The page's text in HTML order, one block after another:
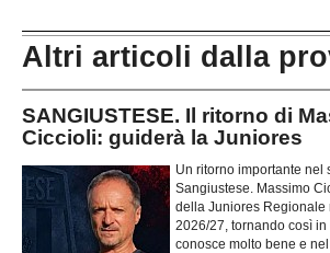
Altri articoli dalla
SANGIUSTESE. Il ritorno di
Ciccioli: guiderà la Juniores
Un ritorno importante nel
Sangiustese. Massimo
della Juniores Regionale
2026/27, tornando così
conosce molto bene e